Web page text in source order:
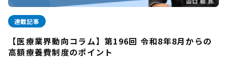
連載記事
【医療業界動向コラム】第196回 令和8年8月からの
高額療養費制度のポイント